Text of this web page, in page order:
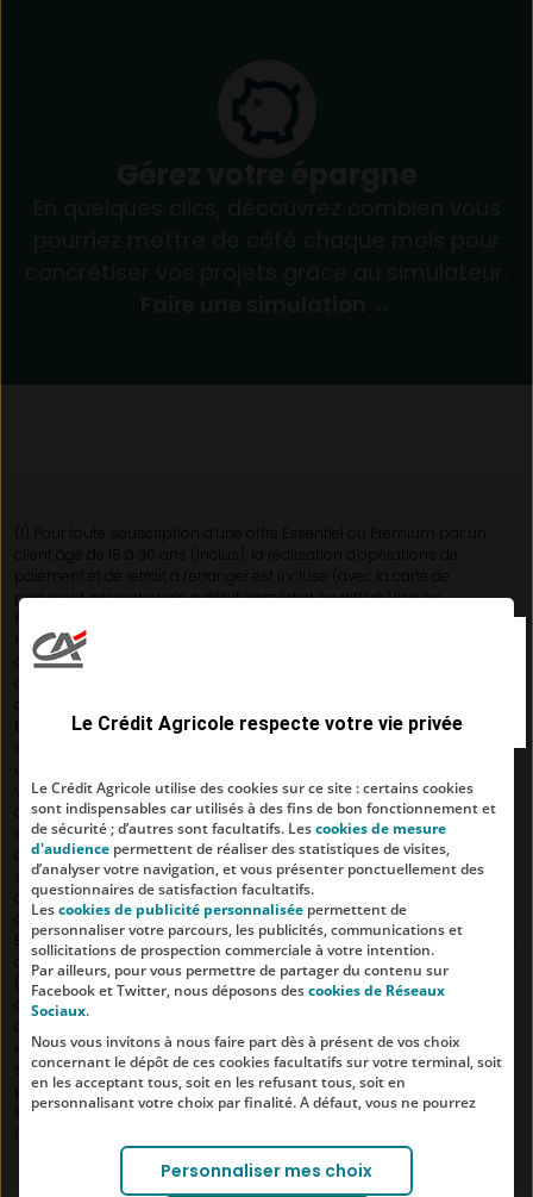
(1) Pour toute souscription d’une offre Essentiel ou Premium par un
client âgé de 18 à 30 ans (inclus), la réalisation d’opérations de
paiement et de retrait à l’étranger est incluse (avec la carte de
paiement internationale à débit immédiat ou différé Visa ou
retraits d’espèces dans une devise étrangère, le montant retiré sera
comptabilisé en euro sur votre compte après application du cours de
banque de ce distributeur : Soyez attentif aux informations qui vous
votre compte après application du cours de change en vigueur lors
du paiement. Essentiel et Premium sont des offres groupées de
services réservées aux clients particuliers majeurs, souscriptibles,
après acceptation, auprès de votre Caisse régionale. Les produits et
services qui les composent peuvent être souscrits séparément. Détail
des produits et services inclus dans ces offres et tarifs en vigueur,
disponibles auprès de votre Caisse régionale ou sur le site internet
Banque & Assurances – Particulier – Crédit Agricole (accès gratuit, hors
coûts du fournisseur d’accès).
(2) Offre valable du 4 juin 2025 au 31 décembre 2025. Offre réservée
aux nouveaux clients susmentionnés ayant entre 18 et 30 ans inclus et
les 5 semaines suivant la date d’ouverture effective du compte, hors
souscription d’une offre groupée de services Eko. Le versement de la
prime interviendra dans un délai maximum de 2 mois, à compter de
la date d’ouverture effective du compte – les 3 utilisations de
Le Crédit Agricole respecte votre vie privée
Le Crédit Agricole utilise des cookies sur ce site : certains cookies
sont indispensables car utilisés à des fins de bon fonctionnement et
de sécurité ; d’autres sont facultatifs. Lescookies de mesure
d'audience permettent de réaliser des statistiques de visites,
d’analyser votre navigation, et vous présenter ponctuellement des
questionnaires de satisfaction facultatifs.
Lescookies de publicité personnalisée permettent de
personnaliser votre parcours, les publicités, communications et
sollicitations de prospection commerciale à votre intention.
Par ailleurs, pour vous permettre de partager du contenu sur
Facebook et Twitter, nous déposons descookies de Réseaux
Sociaux.
Nous vous invitons à nous faire part dès à présent de vos choix
concernant le dépôt de ces cookies facultatifs sur votre terminal, soit
en les acceptant tous, soit en les refusant tous, soit en
personnalisant votre choix par finalité. A défaut, vous ne pourrez
Votre choix est libre et peut être modifié à tout moment, en cliquant
sur le lien "Cookies", en bas de page.
Personnaliser mes choix